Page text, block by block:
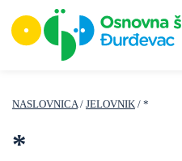
NASLOVNICA/ JELOVNIK / *
*